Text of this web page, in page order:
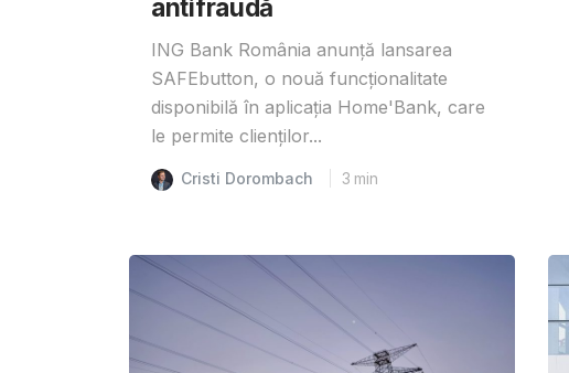
antifraudă
ING Bank România anunță lansarea
SAFEbutton, o nouă funcționalitate
disponibilă în aplicația Home'Bank, care
le permite clienților...
Cristi Dorombach 3 min